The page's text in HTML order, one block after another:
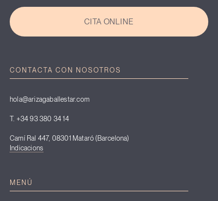
CITA ONLINE
CONTACTA CON NOSOTROS
hola@arizagaballestar.com
T. +34 93 380 34 14
Camí Ral 447, 08301 Mataró (Barcelona)
Indicacions
MENÚ